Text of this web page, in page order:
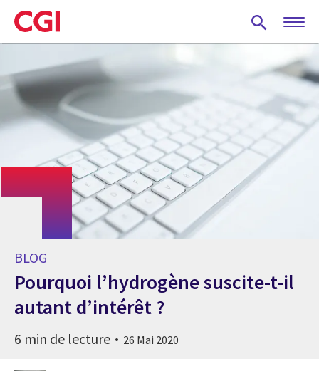
Skip
to
main
BLOG
Pourquoi l’hydrogène suscite-t-il
autant d’intérêt ?
6 min de lecture 26 Mai 2020